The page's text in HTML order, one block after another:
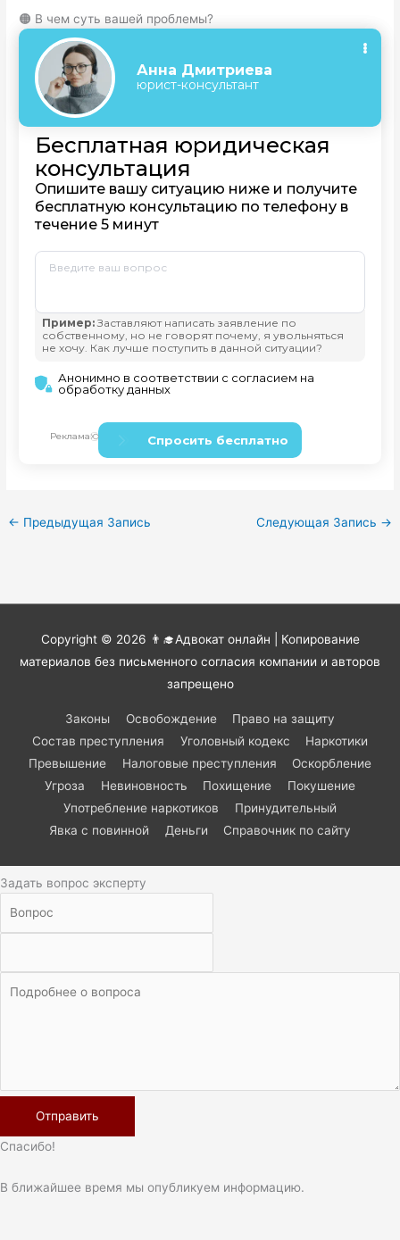
🟠 В чем суть вашей проблемы?
← Предыдущая Запись Следующая Запись →
Copyright © 2026 👨‍🎓Адвокат онлайн | Копирование
материалов без письменного согласия компании и авторов
запрещено
Законы Освобождение
Право на защиту
Состав преступления
Уголовный кодекс
Наркотики
Превышение
Налоговые преступления
Оскорбление
Угроза
Невиновность Похищение
Покушение
Употребление наркотиков
Принудительный
Явка с повинной
Деньги Справочник по сайту
Задать вопрос эксперту
Спасибо!
В ближайшее время мы опубликуем информацию.